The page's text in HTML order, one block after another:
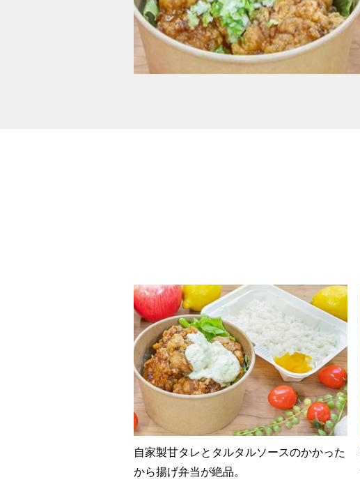
自家製甘タレとタルタルソースのかかった
から揚げ弁当が絶品。